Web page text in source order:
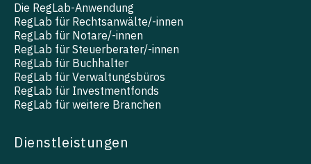
Die RegLab-Anwendung
RegLab für Rechtsanwälte/-innen
RegLab für Notare/-innen
RegLab für Steuerberater/-innen
RegLab für Buchhalter
RegLab für Verwaltungsbüros
RegLab für Investmentfonds
RegLab für weitere Branchen
Dienstleistungen